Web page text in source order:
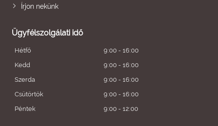
Írjon nekünk
Ügyfélszolgálati idő
Hétfő
9:00 - 16:00
Kedd
9:00 - 16:00
Szerda
9:00 - 16:00
Csütörtök
9:00 - 16:00
Péntek
9:00 - 12:00